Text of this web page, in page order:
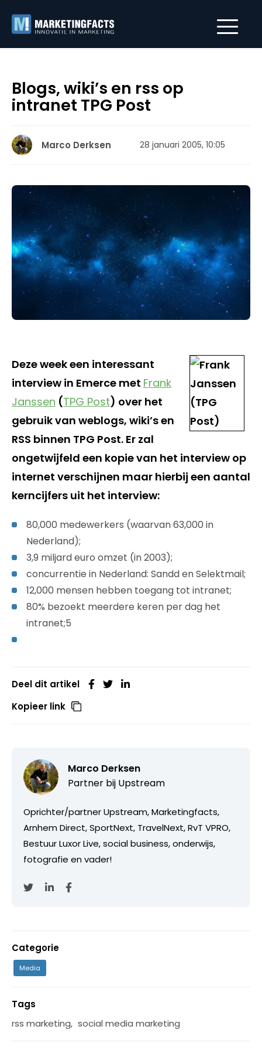
Blogs, wiki’s en rss op
intranet TPG Post
Marco Derksen 28 januari 2005, 10:05
Deze week een interessant
interview in Emerce met Frank
Janssen (TPG Post) over het
gebruik van weblogs, wiki’s en
RSS binnen TPG Post. Er zal
ongetwijfeld een kopie van het interview op
internet verschijnen maar hierbij een aantal
kerncijfers uit het interview:
80,000 medewerkers (waarvan 63,000 in
Nederland);
3,9 miljard euro omzet (in 2003);
concurrentie in Nederland: Sandd en Selektmail;
12,000 mensen hebben toegang tot intranet;
80% bezoekt meerdere keren per dag het
intranet;5
Deel dit artikel
Kopieer link
Marco Derksen
Partner bij Upstream
Oprichter/partner Upstream, Marketingfacts,
Arnhem Direct, SportNext, TravelNext, RvT VPRO,
Bestuur Luxor Live, social business, onderwijs,
fotografie en vader!
Categorie
Media
Tags
rss marketing, social media marketing